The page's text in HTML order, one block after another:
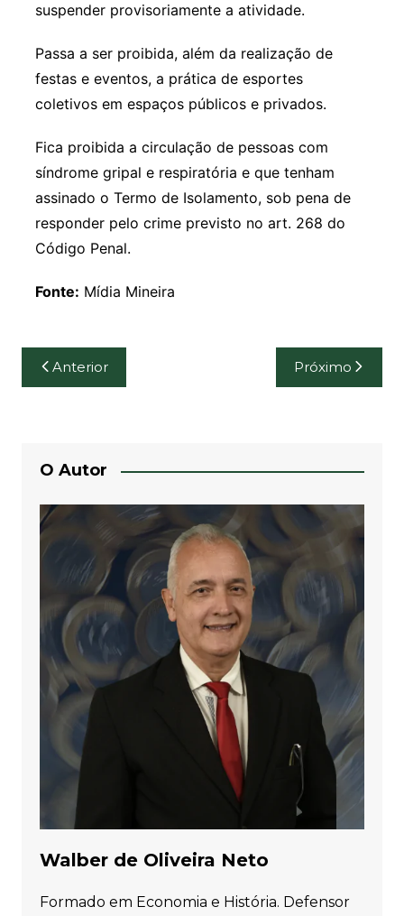
suspender provisoriamente a atividade.
Passa a ser proibida, além da realização de
festas e eventos, a prática de esportes
coletivos em espaços públicos e privados.
Fica proibida a circulação de pessoas com
síndrome gripal e respiratória e que tenham
assinado o Termo de Isolamento, sob pena de
responder pelo crime previsto no art. 268 do
Código Penal.
Fonte: Mídia Mineira
Navegação
de
Anterior Próximo
O Autor
Walber de Oliveira Neto
Formado em Economia e História. Defensor